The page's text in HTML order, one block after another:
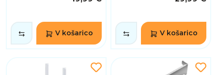
V košarico V košarico